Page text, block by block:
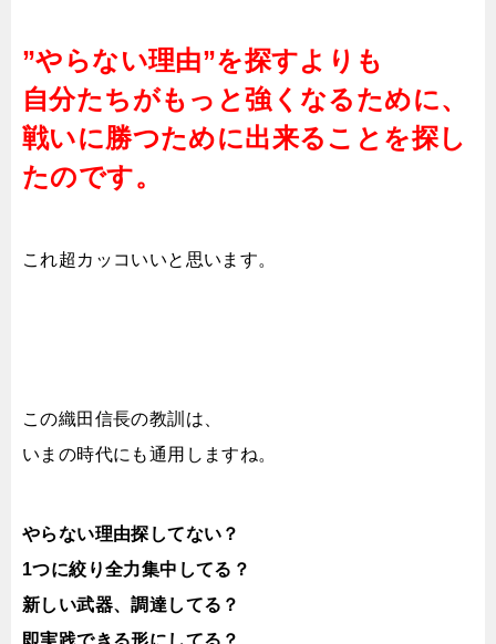
”やらない理由”を探すよりも
自分たちがもっと強くなるために、
戦いに勝つために出来ることを探し
たのです。
これ超カッコいいと思います。
この織田信長の教訓は、
いまの時代にも通用しますね。
やらない理由探してない？
1つに絞り全力集中してる？
新しい武器、調達してる？
即実践できる形にしてる？